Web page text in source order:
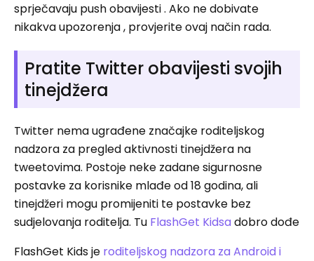
sprječavaju push obavijesti . Ako ne dobivate
nikakva upozorenja , provjerite ovaj način rada.
Pratite Twitter obavijesti svojih
tinejdžera
Twitter nema ugrađene značajke roditeljskog
nadzora za pregled aktivnosti tinejdžera na
tweetovima. Postoje neke zadane sigurnosne
postavke za korisnike mlađe od 18 godina, ali
tinejdžeri mogu promijeniti te postavke bez
sudjelovanja roditelja. Tu FlashGet Kidsa dobro dođe
FlashGet Kids je roditeljskog nadzora za Android i